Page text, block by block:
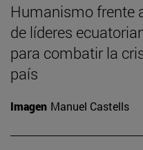
Humanismo frente
de líderes
para combatir la
país
Imagen Manuel Castells